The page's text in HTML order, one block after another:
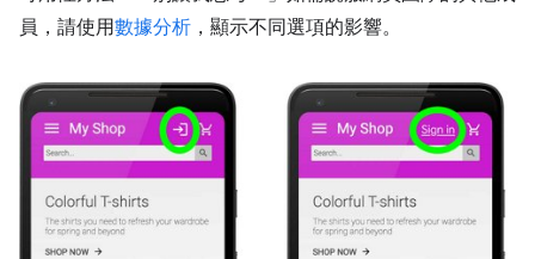
員，請使用數據分析 ，顯示不同選項的影響。